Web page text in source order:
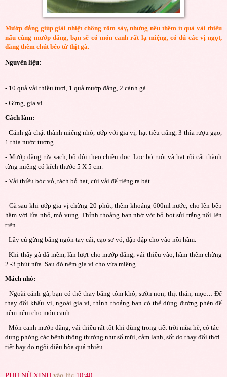
Mướp đắng giúp giải nhiệt chống rôm sảy, nhưng nếu thêm ít quả vải thiều
nấu cùng mướp đắng, bạn sẽ có món canh rất lạ miệng, có đủ các vị ngọt,
đắng thêm chút béo từ thịt gà.
Nguyên liệu:
- 10 quả vải thiều tươi, 1 quả mướp đắng, 2 cánh gà
- Gừng, gia vị.
Cách làm:
- Cánh gà chặt thành miếng nhỏ, ướp với gia vị, hạt tiêu trắng, 3 thìa rượu gạo,
1 thìa nước tương.
- Mướp đắng rửa sạch, bổ đôi theo chiều dọc. Lọc bỏ ruột và hạt rồi cắt thành
từng miếng có kích thước 5 X 5 cm.
- Vải thiều bóc vỏ, tách bỏ hạt, cùi vải để riêng ra bát.
- Gà sau khi ướp gia vị chừng 20 phút, thêm khoảng 600ml nước, cho lên bếp
hầm với lửa nhỏ, mở vung. Thỉnh thoảng bạn nhớ vớt bỏ bọt sủi trắng nổi lên
trên.
- Lầy củ gừng bằng ngón tay cái, cạo sơ vỏ, đập dập cho vào nồi hầm.
- Khi thấy gà đã mềm, lần lượt cho mướp đắng, vải thiều vào, hầm thêm chừng
2 -3 phút nữa. Sau đó nêm gia vị cho vừa miệng.
Mách nhỏ:
- Ngoài cánh gà, bạn có thể thay bằng tôm khô, sườn non, thịt thăn, mọc… Để
thay đổi khẩu vị, ngoài gia vị, thỉnh thoảng bạn có thể dùng đường phèn để
nêm nếm cho món canh.
- Món canh mướp đắng, vải thiều rất tốt khi dùng trong tiết trời mùa hè, có tác
dụng phòng các bệnh thông thường như sổ mũi, cảm lạnh, sốt do thay đổi thời
tiết hay do ngồi điều hòa quá nhiều.